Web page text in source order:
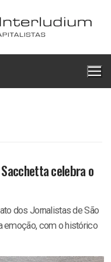
celebra o
dos Jornalistas de São
emoção, com o histórico